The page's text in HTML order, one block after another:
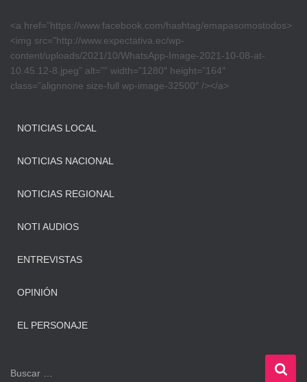
<a href=”https://www.facebook.com/hashtag/emapasomostodos>
<img src=”http://www.expectativa.ec/wp-
content/uploads/2021/10/WhatsApp-Image-2021-10-08-at-
10.45.12-8.jpeg” alt=”” width=”1280″ height=”164″
class=”alignnone size-full wp-image-32500″ /></a>
NOTICIAS LOCAL
NOTICIAS NACIONAL
NOTICIAS REGIONAL
NOTI AUDIOS
ENTREVISTAS
OPINIÓN
EL PERSONAJE
B
Buscar …